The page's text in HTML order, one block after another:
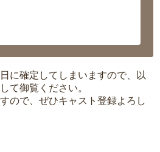
に確定してしまいますので、以
て御覧ください。
ので、ぜひキャスト登録よろし